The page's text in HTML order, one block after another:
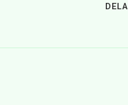
DELA